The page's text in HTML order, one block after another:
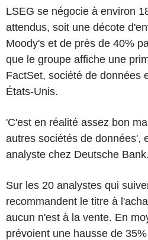
LSEG se négocie à environ
attendus, soit une décote
Moody's et de près de 40%
que le groupe affiche une
FactSet, société de données
États-Unis.
'C'est en réalité assez bon
autres sociétés de données',
analyste chez Deutsche Bank.
Sur les 20 analystes qui
recommandent le titre à
aucun n'est à la vente. En
prévoient une hausse de